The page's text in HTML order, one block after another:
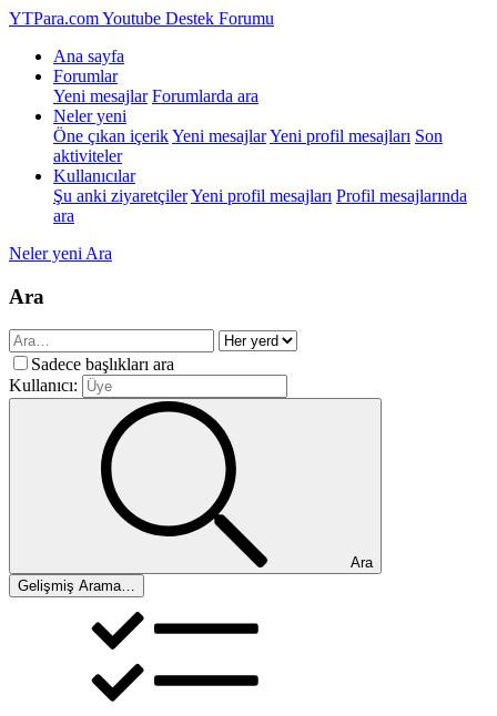
YTPara.comYoutube Destek Forumu
Ana sayfa
Forumlar
Yeni mesajlar Forumlarda ara
Neler yeni
Öne çıkan içerikYeni mesajlarYeni profil mesajları Son
aktiviteler
Kullanıcılar
Şu anki ziyaretçilerYeni profil mesajları Profil mesajlarında
ara
Neler yeni Ara
Ara
Sadece başlıkları ara
Kullanıcı:
Ara
Gelişmiş Arama…